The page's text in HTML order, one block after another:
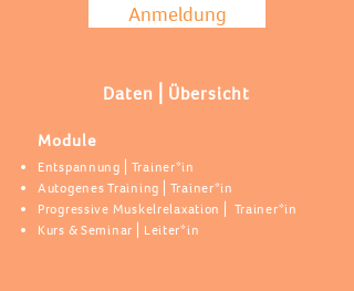
Anmeldung
Daten⎪Übersicht
Module
Entspannung⎪Trainer*in
Autogenes Training⎪Trainer*in
Progressive Muskelrelaxation⎪ Trainer*in
Kurs & Seminar⎪Leiter*in